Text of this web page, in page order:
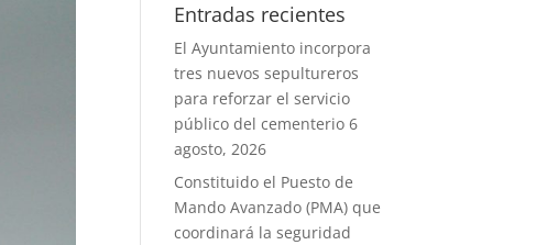
Entradas recientes
El Ayuntamiento incorpora
tres nuevos sepultureros
para reforzar el servicio
público del cementerio 6
agosto, 2026
Constituido el Puesto de
Mando Avanzado (PMA) que
coordinará la seguridad